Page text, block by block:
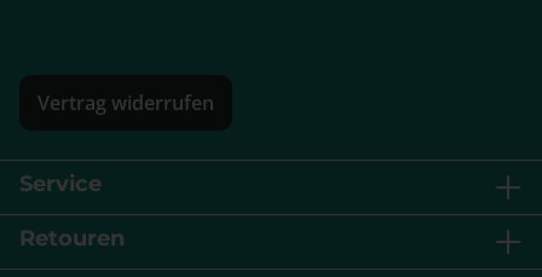
Vertrag widerrufen
Service
Retouren